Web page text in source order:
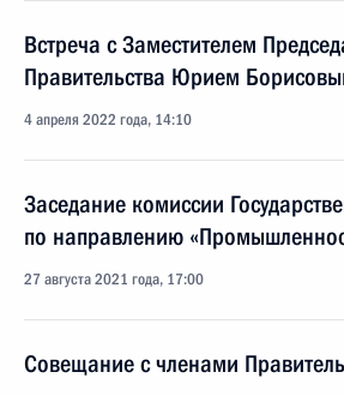
Встреча с Заместителем
Правительства Юрием
4 апреля 2022 года, 14:10
Заседание комиссии
по направлению
27 августа 2021 года, 17:00
Совещание с членами